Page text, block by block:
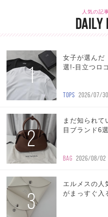
人気の記
DAILY
1
女子が選んだ
選!-目立つロ
TOPS 2026/07/30
2
まだ知られ
目ブランド6選
BAG 2026/08/02
3
エルメスの人
がまっすぐ入